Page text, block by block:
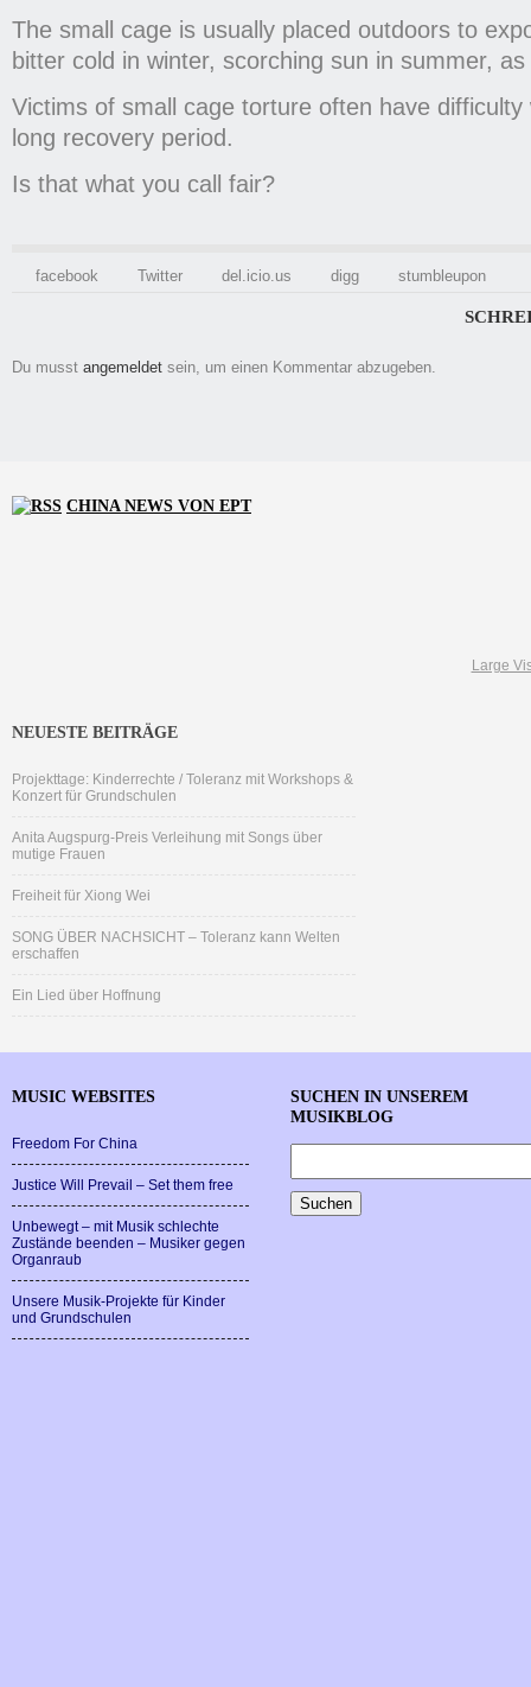
The small cage is usually placed outdoors to
bitter cold in winter, scorching sun in summer,
Victims of small cage torture often have
long recovery period.
Is that what you call fair?
facebook Twitter del.icio.us digg stumbleupon
Du musst angemeldet sein, um einen Kommentar abzugeben.
CHINA NEWS VON EPT
Large
NEUESTE BEITRÄGE
Projekttage: Kinderrechte / Toleranz mit Workshops &
Konzert für Grundschulen
Anita Augspurg-Preis Verleihung mit Songs über
mutige Frauen
Freiheit für Xiong Wei
SONG ÜBER NACHSICHT – Toleranz kann Welten
erschaffen
Ein Lied über Hoffnung
MUSIC WEBSITES
Freedom For China
Justice Will Prevail – Set them free
Unbewegt – mit Musik schlechte
Zustände beenden – Musiker gegen
Organraub
Unsere Musik-Projekte für Kinder
und Grundschulen
SUCHEN IN UNSEREM
MUSIKBLOG